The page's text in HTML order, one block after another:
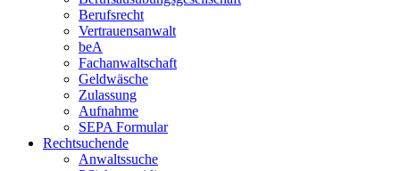
Berufsrecht
Vertrauensanwalt
beA
Fachanwaltschaft
Geldwäsche
Zulassung
Aufnahme
SEPA Formular
Rechtsuchende
Anwaltssuche